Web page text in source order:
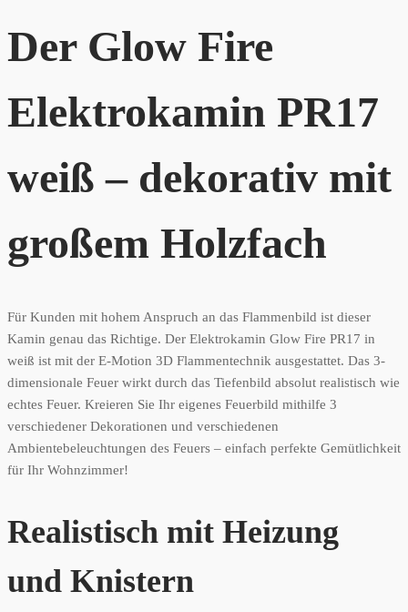
Der Glow Fire
Elektrokamin PR17
weiß – dekorativ mit
großem Holzfach
Für Kunden mit hohem Anspruch an das Flammenbild ist dieser
Kamin genau das Richtige. Der Elektrokamin Glow Fire PR17 in
weiß ist mit der E-Motion 3D Flammentechnik ausgestattet. Das 3-
dimensionale Feuer wirkt durch das Tiefenbild absolut realistisch wie
echtes Feuer. Kreieren Sie Ihr eigenes Feuerbild mithilfe 3
verschiedener Dekorationen und verschiedenen
Ambientebeleuchtungen des Feuers – einfach perfekte Gemütlichkeit
für Ihr Wohnzimmer!
Realistisch mit Heizung
und Knistern